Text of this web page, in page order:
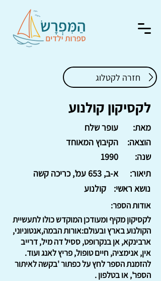
חזרה לקטלוג
לקסיקון קולנוע
עופר שלח
מאת:
הקיבוץ המאוחד
הוצאה:
1990
שנה:
א-ב, 653 עמ', כריכה קשה
תיאור:
קולנוע
נושא ראשי:
אודות הספר:
לקסיקון מקיף ומעודכן המוקדש כולו לתעשיית
הקולנוע בארץ ובעולם:אורות הבמה,אנטוניוני,
ארבינקא, אן בנקרופט, ססיל דה מיל, דרייב
אין, אנימציה, חיים טופול, פריץ לאנג ועוד.
להזמנת הספר לחץ על כפתור 'בקשה לאיתור
הספר', או בטלפון .